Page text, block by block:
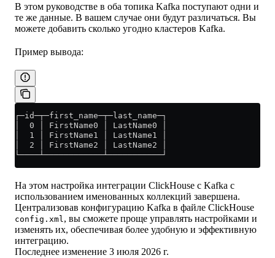
В этом руководстве в оба топика Kafka поступают одни и
те же данные. В вашем случае они будут различаться. Вы
можете добавить сколько угодно кластеров Kafka.
Пример вывода:
┌─id─┬─first_name─┬─last_name─┐
│  0 │ FirstName0 │ LastName0 │
│  1 │ FirstName1 │ LastName1 │
│  2 │ FirstName2 │ LastName2 │
└────┴────────────┴───────────┘
На этом настройка интеграции ClickHouse с Kafka с
использованием именованных коллекций завершена.
Централизовав конфигурацию Kafka в файле ClickHouse
config.xml, вы сможете проще управлять настройками и
изменять их, обеспечивая более удобную и эффективную
интеграцию.
Последнее изменение 3 июля 2026 г.